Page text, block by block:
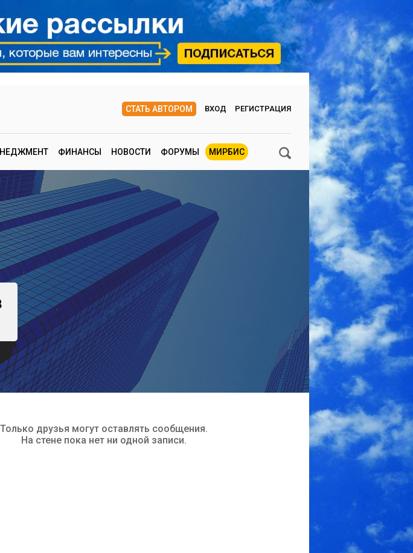
СТАТЬ АВТОРОМ ВХОД РЕГИСТРАЦИЯ
ФИНАНСЫ НОВОСТИ ФОРУМЫ МИРБИС
Только друзья могут оставлять сообщения.
На стене пока нет ни одной записи.